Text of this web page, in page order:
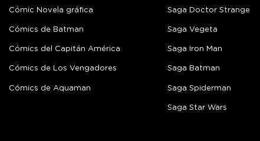
Cómic Novela gráfica
Cómics de Batman
Cómics del Capitán América
Cómics de Los Vengadores
Cómics de Aquaman
Saga Doctor Strange
Saga Vegeta
Saga Iron Man
Saga Batman
Saga Spiderman
Saga Star Wars